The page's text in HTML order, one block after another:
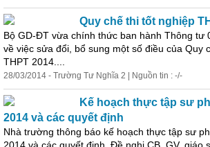
Quy chế thi tốt nghiệp
Bộ GD-ĐT vừa chính thức ban hành Thông tư
về việc sửa đổi, bổ sung một số điều của Quy
THPT 2014....
28/03/2014 - Trường Tư Nghĩa 2 | Nguồn tin : -/-
Kế hoạch thực tập sư
2014 và các quyết định
Nhà trường thông báo kế hoạch thực tập sư